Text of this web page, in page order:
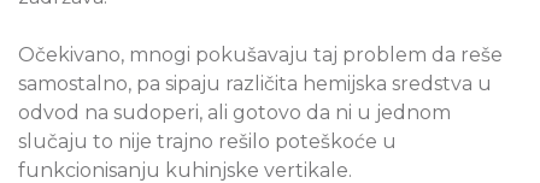
Očekivano, mnogi pokušavaju taj problem da reše
samostalno, pa sipaju različita hemijska sredstva u
odvod na sudoperi, ali gotovo da ni u jednom
slučaju to nije trajno rešilo poteškoće u
funkcionisanju kuhinjske vertikale.